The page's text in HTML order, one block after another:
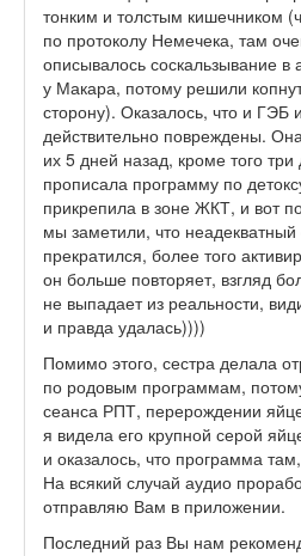
тонким и толстым кишечником
по протоколу Немечека, там
описывалось соскальзывание в
у Макара, потому решили
сторону). Оказалось, что и ГЭБ
действительно повреждены.
их 5 дней назад, кроме того три
прописала программу по
прикрепила в зоне ЖКТ, и вот
мы заметили, что неадекватный
прекратился, более того
он больше повторяет, взгляд
не выпадает из реальности,
и правда удалась))))
Помимо этого, сестра делала
по родовым программам,
сеанса РПТ, перерождении
я видела его крупной серой
и оказалось, что программа
На всякий случай аудио
отправляю Вам в приложении.
Последний раз Вы нам